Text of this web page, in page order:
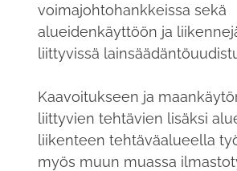
voimajohtohankkeissa sekä
alueidenkäyttöön ja
liittyvissä
Kaavoitukseen ja
liittyvien tehtävien lisäksi
liikenteen tehtäväalueella
myös muun muassa